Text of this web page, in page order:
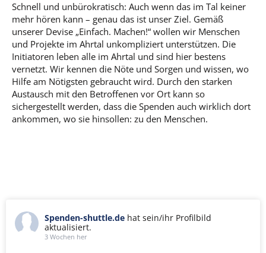
Schnell und unbürokratisch: Auch wenn das im Tal keiner
mehr hören kann – genau das ist unser Ziel. Gemäß
unserer Devise „Einfach. Machen!“ wollen wir Menschen
und Projekte im Ahrtal unkompliziert unterstützen. Die
Initiatoren leben alle im Ahrtal und sind hier bestens
vernetzt. Wir kennen die Nöte und Sorgen und wissen, wo
Hilfe am Nötigsten gebraucht wird. Durch den starken
Austausch mit den Betroffenen vor Ort kann so
sichergestellt werden, dass die Spenden auch wirklich dort
ankommen, wo sie hinsollen: zu den Menschen.
Spenden-shuttle.de hat sein/ihr Profilbild
aktualisiert.
3 Wochen her